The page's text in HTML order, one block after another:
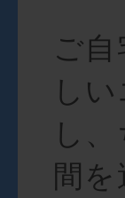
ご
し
し
間